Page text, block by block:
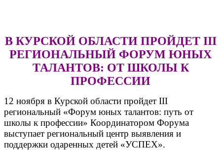
В КУРСКОЙ ОБЛАСТИ ПРОЙДЕТ III
РЕГИОНАЛЬНЫЙ ФОРУМ ЮНЫХ
ТАЛАНТОВ: ОТ ШКОЛЫ К
ПРОФЕССИИ
12 ноября в Курской области пройдет III
региональный «Форум юных талантов: путь от
школы к профессии» Координатором Форума
выступает региональный центр выявления и
поддержки одаренных детей «УСПЕХ».